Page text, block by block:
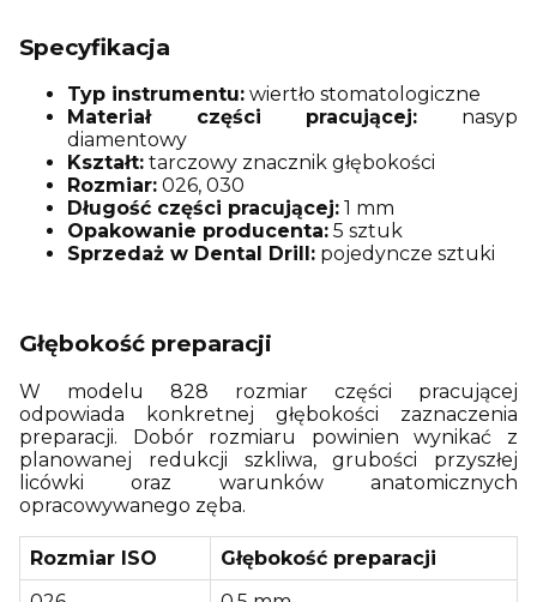
Specyfikacja
Typ instrumentu: wiertło stomatologiczne
Materiał części pracującej: nasyp
diamentowy
Kształt: tarczowy znacznik głębokości
Rozmiar: 026, 030
Długość części pracującej: 1 mm
Opakowanie producenta: 5 sztuk
Sprzedaż w Dental Drill: pojedyncze sztuki
Głębokość preparacji
W modelu 828 rozmiar części pracującej
odpowiada konkretnej głębokości zaznaczenia
preparacji. Dobór rozmiaru powinien wynikać z
planowanej redukcji szkliwa, grubości przyszłej
licówki oraz warunków anatomicznych
opracowywanego zęba.
Rozmiar ISO
Głębokość preparacji